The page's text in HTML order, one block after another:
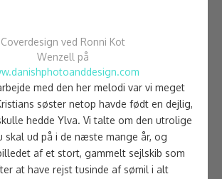
Coverdesign ved Ronni Kot
Wenzell på
med den her melodi var vi meget
søster netop havde født en dejlig,
hedde Ylva. Vi talte om den utrolige
skal ud på i de næste mange år, og
af et stort, gammelt sejlskib som
at have rejst tusinde af sømil i alt